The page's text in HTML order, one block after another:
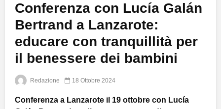
Conferenza con Lucía Galán
Bertrand a Lanzarote:
educare con tranquillità per
il benessere dei bambini
Redazione 18 Ottobre 2024
Conferenza a Lanzarote il 19 ottobre con Lucía